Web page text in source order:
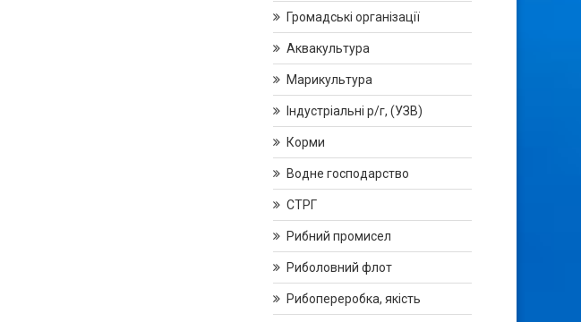
Громадські організації
Аквакультура
Марикультура
Індустріальні р/г, (УЗВ)
Корми
Водне господарство
СТРГ
Рибний промисел
Риболовний флот
Рибопереробка, якість